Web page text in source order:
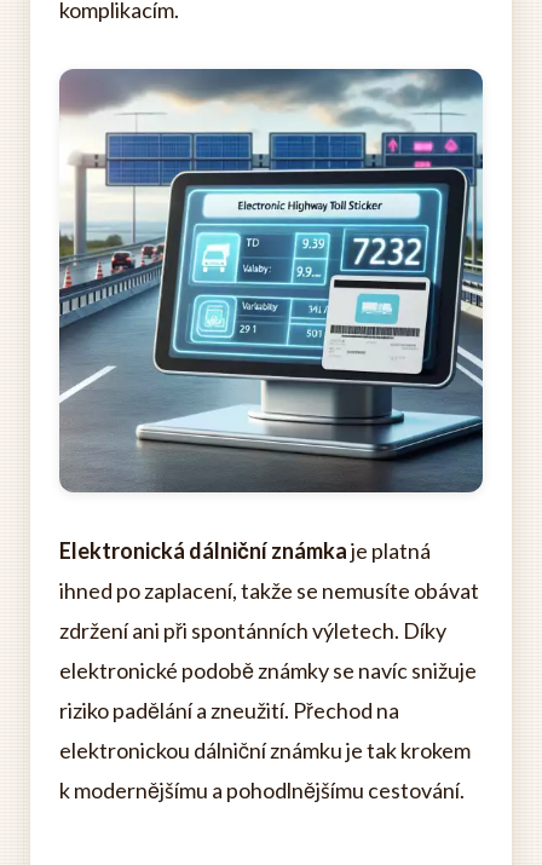
komplikacím.
Elektronická dálniční známkaje platná
ihned po zaplacení, takže se nemusíte obávat
zdržení ani při spontánních výletech. Díky
elektronické podobě známky se navíc snižuje
riziko padělání a zneužití. Přechod na
elektronickou dálniční známku je tak krokem
k modernějšímu a pohodlnějšímu cestování.